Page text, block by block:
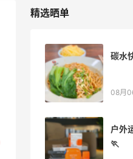
精选晒单
碳水
08月
户外
🏃